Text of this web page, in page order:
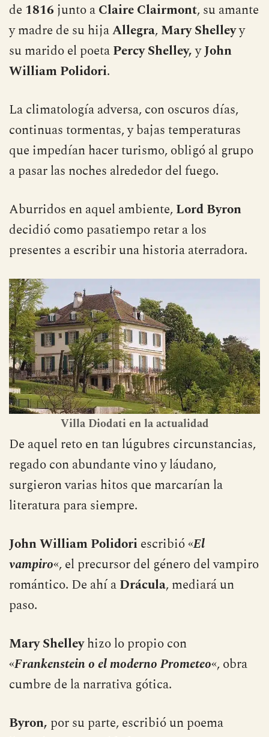
Lord Byronalquiló la mansión aquel verano
de 1816junto aClaire Clairmont, su amante
y madre de su hija
William Polidori.
La climatología adversa, con oscuros días,
continuas tormentas, y bajas temperaturas
a pasar las noches alrededor del fuego.
Aburridos en aquel ambiente,Lord Byron
presentes a escribir una historia aterradora.
Villa Diodatien la actualidad
De aquel reto en tan lúgubres circunstancias,
regado con abundante vino y láudano,
literatura para siempre.
John William Polidoriescribió «El
vampiro
paso.
Mary Shelleyhizo lo propio con
cumbre de la narrativa gótica.